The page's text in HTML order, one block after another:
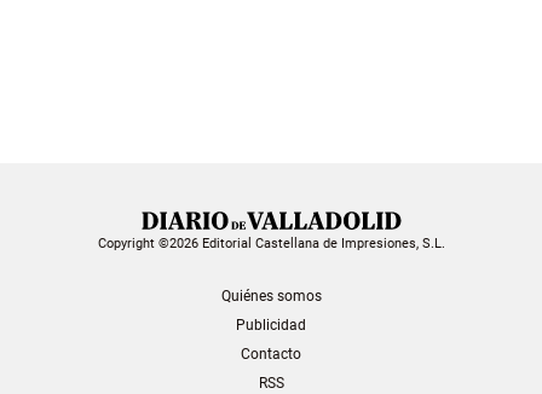
Copyright ©2026 Editorial Castellana de Impresiones, S.L.
Quiénes somos
Publicidad
Contacto
RSS